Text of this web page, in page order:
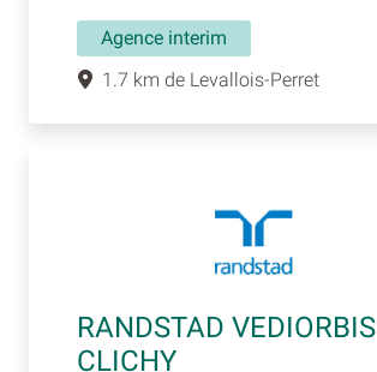
Agence interim
1.7 km de Levallois-Perret
RANDSTAD VEDIORBIS
CLICHY